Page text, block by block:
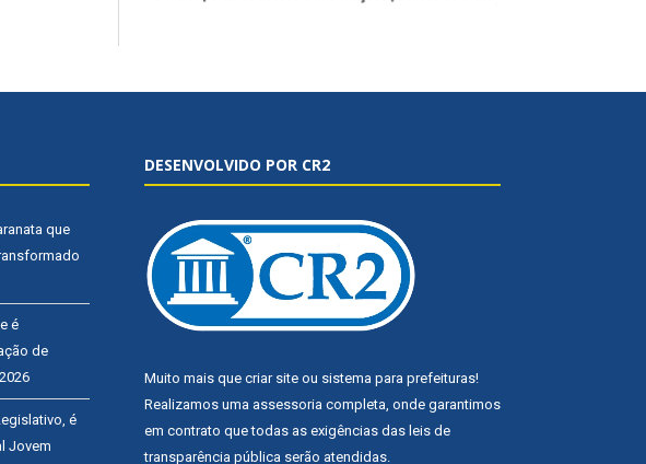
que
é
de
é
Jovem
DESENVOLVIDO POR CR2
Muito mais que criar site ou sistema para prefeituras!
Realizamos uma assessoria completa, onde garantimos
em contrato que todas as exigências das leis de
transparência pública serão atendidas.